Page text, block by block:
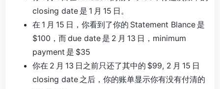
closing date 是 1 月 15 日。
在 1 月 15 日，你看到了你的 Statement Blance 是
$100，而 due date 是 2 月 13 日，minimum
payment 是 $35
你在 2 月 13 日之前只还了其中的 $99, 2 月 15 日
closing date 之后，你的账单显示你有没有付清的